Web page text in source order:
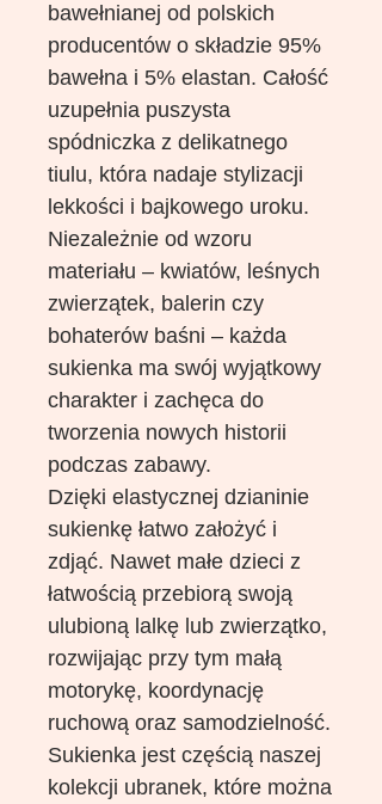
bawełnianej od polskich
producentów o składzie 95%
bawełna i 5% elastan. Całość
uzupełnia puszysta
spódniczka z delikatnego
tiulu, która nadaje stylizacji
lekkości i bajkowego uroku.
Niezależnie od wzoru
materiału – kwiatów, leśnych
zwierzątek, balerin czy
bohaterów baśni – każda
sukienka ma swój wyjątkowy
charakter i zachęca do
tworzenia nowych historii
podczas zabawy.
Dzięki elastycznej dzianinie
sukienkę łatwo założyć i
zdjąć. Nawet małe dzieci z
łatwością przebiorą swoją
ulubioną lalkę lub zwierzątko,
rozwijając przy tym małą
motorykę, koordynację
ruchową oraz samodzielność.
Sukienka jest częścią naszej
kolekcji ubranek, które można